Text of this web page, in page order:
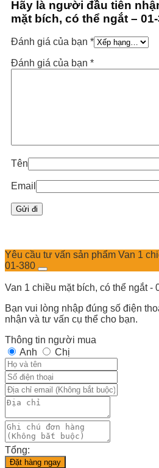
Hãy là người đầu tiên
mặt bích, có thể ngắt – 01-
Đánh giá của bạn *
Đánh giá của bạn *
Tên
Email
Yêu cầu tư vấn sản phẩm Van 1
01-380
Van 1 chiều mặt bích, có thể ngắt -
Bạn vui lòng nhập đúng số điện
nhận và tư vấn cụ thể cho bạn.
Thông tin người mua
Anh
Chị
Tổng:
Đặt hàng ngay